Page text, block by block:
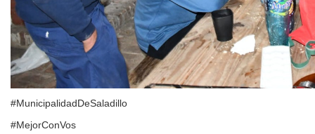
#MunicipalidadDeSaladillo
#MejorConVos